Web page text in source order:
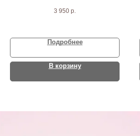
агата
3 950 р.
Подробнее
В корзину